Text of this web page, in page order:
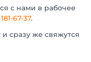
с нами в рабочее
67-37.
сразу же свяжутся